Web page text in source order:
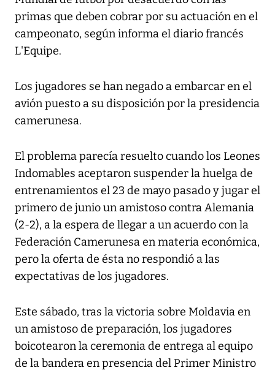
primas que deben cobrar por su actuación en el
campeonato, según informa el diario francés
L'Equipe.
Los jugadores se han negado a embarcar en el
avión puesto a su disposición por la presidencia
camerunesa.
El problema parecía resuelto cuando los Leones
Indomables aceptaron suspender la huelga de
entrenamientos el 23 de mayo pasado y jugar el
primero de junio un amistoso contra Alemania
(2-2), a la espera de llegar a un acuerdo con la
Federación Camerunesa en materia económica,
pero la oferta de ésta no respondió a las
expectativas de los jugadores.
Este sábado, tras la victoria sobre Moldavia en
un amistoso de preparación, los jugadores
boicotearon la ceremonia de entrega al equipo
de la bandera en presencia del Primer Ministro